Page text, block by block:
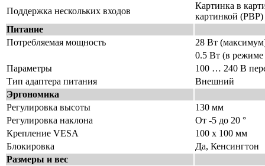
Поддержка нескольких входов
Картинка в
картинкой (PBP)
Питание
Потребляемая мощность
28 Вт
0.5 Вт (в
Параметры
100 … 240 В
Тип адаптера питания
Внешний
Эргономика
Регулировка высоты
130 мм
Регулировка наклона
От -5 до 20 °
Крепление VESA
100 х 100 мм
Блокировка
Да, Кенсингтон
Размеры и вес